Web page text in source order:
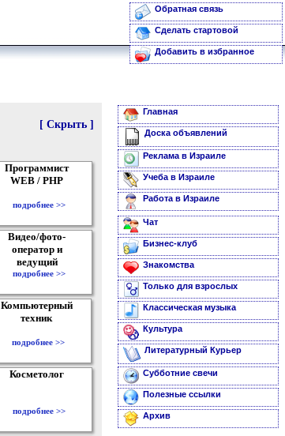
Обратная связь
Сделать стартовой
Добавить в избранное
[ Скрыть ]
Программист
WEB / PHP
подробнее >>
Видео/фото-
оператор и
ведущий
подробнее >>
Компьютерный
техник
подробнее >>
Косметолог
подробнее >>
Главная
Доска объявлений
Реклама в Израиле
Учеба в Израиле
Работа в Израиле
Чат
Бизнес-клуб
Знакомства
Только для взрослых
Классическая музыка
Культура
Литературный Курьер
Субботние свечи
Полезные ссылки
Архив